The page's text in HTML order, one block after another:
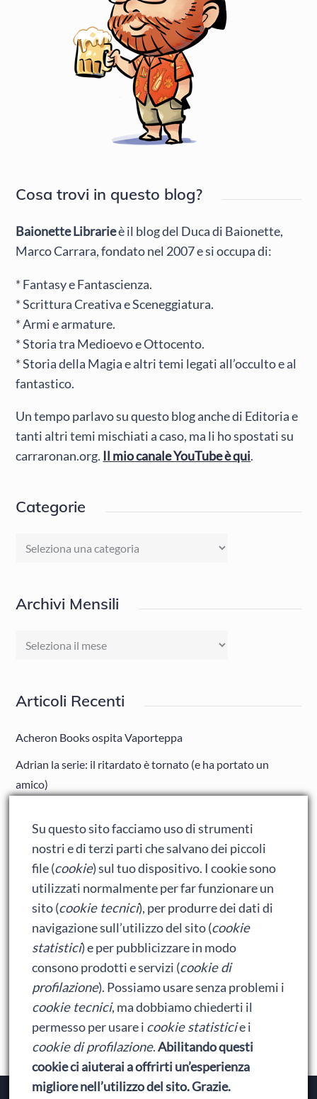
Cosa trovi in questo blog?
Baionette Librarieè il blog del Duca di Baionette,
Marco Carrara, fondato nel 2007 e si occupa di:
* Fantasy e Fantascienza.
* Scrittura Creativa e Sceneggiatura.
* Armi e armature.
* Storia tra Medioevo e Ottocento.
* Storia della Magia e altri temi legati all’occulto e al
fantastico.
Un tempo parlavo su questo blog anche di Editoria e
tanti altri temi mischiati a caso, ma li ho spostati su
carraronan.org. Il mio canale YouTube è qui.
Categorie
Categorie
Archivi Mensili
Archivi
Articoli Recenti
Acheron Books ospita Vaporteppa
Adrian la serie: il ritardato è tornato (e ha portato un
amico)
Ralph spacca Internet: analisi del film
Bumblebee: un buon film dei Transformers
Meta
Accedi
Feed dei contenuti
Feed dei commenti
WordPress.org
Su questo sito facciamo uso di strumenti
nostri e di terzi parti che salvano dei piccoli
file (cookie) sul tuo dispositivo. I cookie sono
utilizzati normalmente per far funzionare un
sito (cookie tecnici), per produrre dei dati di
navigazione sull’utilizzo del sito (cookie
statistici) e per pubblicizzare in modo
consono prodotti e servizi (cookie di
profilazione). Possiamo usare senza problemi i
cookie tecnici, ma dobbiamo chiederti il
permesso per usare i cookie statisticie i
cookie di profilazione.Abilitando questi
cookie ci aiuterai a offrirti un’esperienza
migliore nell’utilizzo del sito. Grazie.